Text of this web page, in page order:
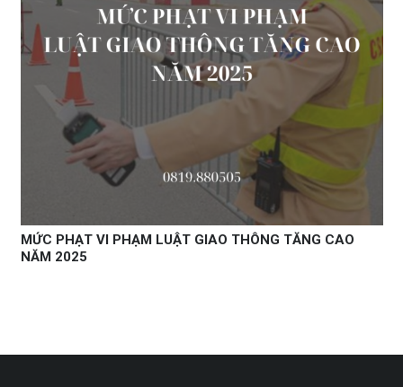
MỨC PHẠT VI PHẠM LUẬT GIAO THÔNG TĂNG CAO
NĂM 2025